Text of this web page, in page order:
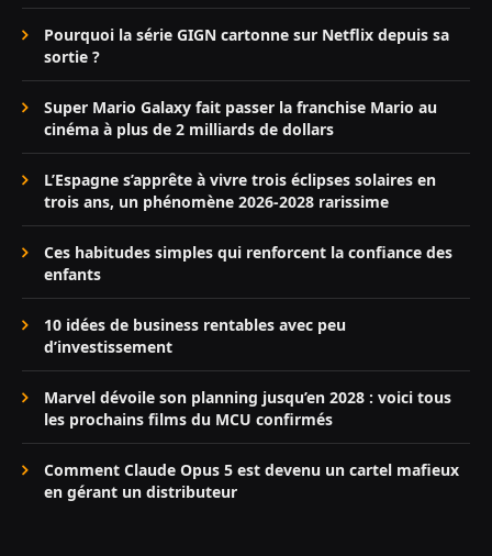
Pourquoi la série GIGN cartonne sur Netflix depuis sa
sortie ?
Super Mario Galaxy fait passer la franchise Mario au
cinéma à plus de 2 milliards de dollars
L’Espagne s’apprête à vivre trois éclipses solaires en
trois ans, un phénomène 2026-2028 rarissime
Ces habitudes simples qui renforcent la confiance des
enfants
10 idées de business rentables avec peu
d’investissement
Marvel dévoile son planning jusqu’en 2028 : voici tous
les prochains films du MCU confirmés
Comment Claude Opus 5 est devenu un cartel mafieux
en gérant un distributeur